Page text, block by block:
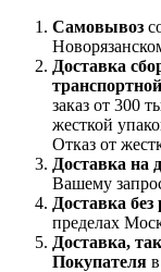
Самовывоз
Доставка
заказ от 300
жесткой
Отказ от
Доставка на
Вашему
Доставка
пределах
Доставка,
Покупателя